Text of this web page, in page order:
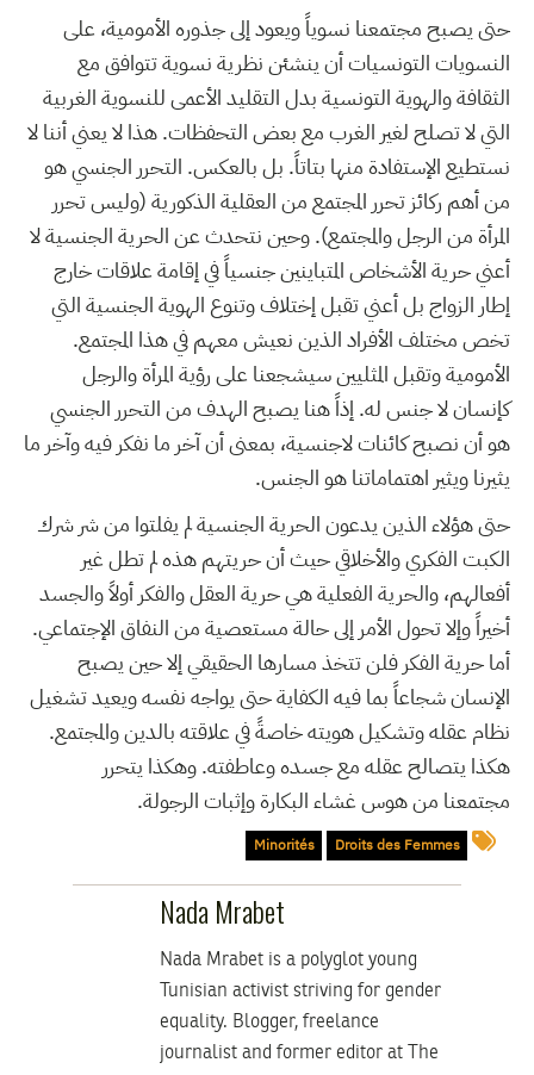
حتى يصبح مجتمعنا نسوياً ويعود إلى جذوره الأمومية، على
النسويات التونسيات أن ينشئن نظرية نسوية تتوافق مع
الثقافة والهوية التونسية بدل التقليد الأعمى للنسوية الغربية
التي لا تصلح لغير الغرب مع بعض التحفظات. هذا لا يعني أننا لا
نستطيع الإستفادة منها بتاتاً. بل بالعكس. التحرر الجنسي هو
من أهم ركائز تحرر المجتمع من العقلية الذكورية (وليس تحرر
المرأة من الرجل والمجتمع). وحين نتحدث عن الحرية الجنسية لا
أعني حرية الأشخاص المتباينين جنسياً في إقامة علاقات خارج
إطار الزواج بل أعني تقبل إختلاف وتنوع الهوية الجنسية التي
تخص مختلف الأفراد الذين نعيش معهم في هذا المجتمع.
الأمومية وتقبل المثليين سيشجعنا على رؤية المرأة والرجل
كإنسان لا جنس له. إذاً هنا يصبح الهدف من التحرر الجنسي
هو أن نصبح كائنات لاجنسية، بمعنى أن آخر ما نفكر فيه وآخر ما
يثيرنا ويثير اهتماماتنا هو الجنس.
حتى هؤلاء الذين يدعون الحرية الجنسية لم يفلتوا من شر شرك
الكبت الفكري والأخلاقي حيث أن حريتهم هذه لم تطل غير
أفعالهم، والحرية الفعلية هي حرية العقل والفكر أولاً والجسد
أخيراً وإلا تحول الأمر إلى حالة مستعصية من النفاق الإجتماعي.
أما حرية الفكر فلن تتخذ مسارها الحقيقي إلا حين يصبح
الإنسان شجاعاً بما فيه الكفاية حتى يواجه نفسه ويعيد تشغيل
نظام عقله وتشكيل هويته خاصةً في علاقته بالدين والمجتمع.
هكذا يتصالح عقله مع جسده وعاطفته. وهكذا يتحرر
مجتمعنا من هوس غشاء البكارة وإثبات الرجولة.
Droits des Femmes
Minorités
Nada Mrabet
Nada Mrabet is a polyglot young
Tunisian activist striving for gender
equality. Blogger, freelance
journalist and former editor at The